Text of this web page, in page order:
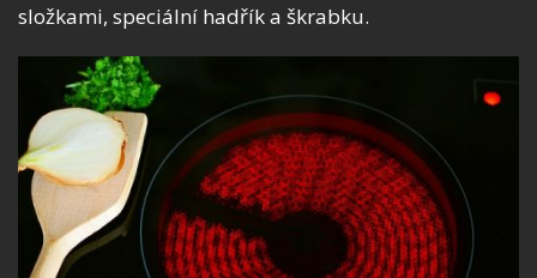
složkami, speciální hadřík a škrabku.